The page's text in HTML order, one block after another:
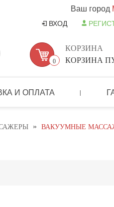
Ваш город
ВХОД
0
КОРЗИНА
КОРЗИНА
И ОПЛАТА |
» ВАКУУМНЫЕ